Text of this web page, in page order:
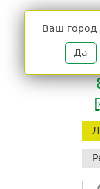
Ваш город
Да